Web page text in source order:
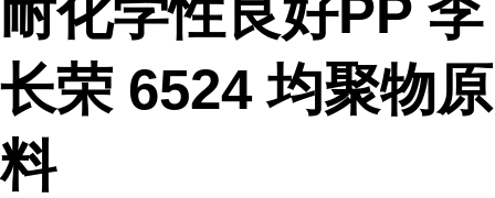
耐化学性良好PP 李
长荣 6524 均聚物原
料